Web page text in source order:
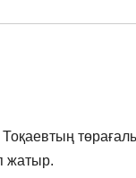
жатыр.